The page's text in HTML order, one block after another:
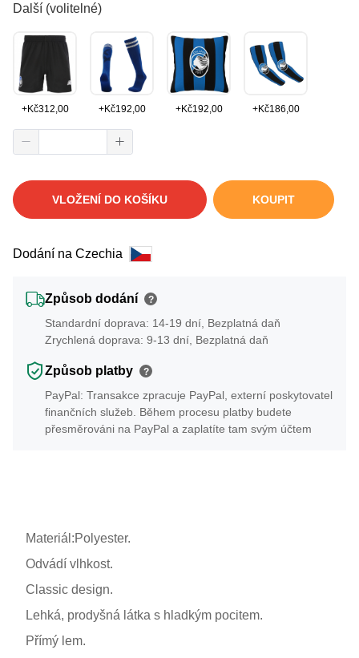
Další (volitelné)
+Kč312,00 +Kč192,00 +Kč192,00 +Kč186,00
VLOŽENÍ DO KOŠÍKU KOUPIT
Dodání na Czechia
Způsob dodání ?
Standardní doprava: 14-19 dní, Bezplatná daň
Zrychlená doprava: 9-13 dní, Bezplatná daň
Způsob platby ?
PayPal: Transakce zpracuje PayPal, externí poskytovatel
finančních služeb. Během procesu platby budete
přesměrováni na PayPal a zaplatíte tam svým účtem
Materiál:Polyester.
Odvádí vlhkost.
Classic design.
Lehká, prodyšná látka s hladkým pocitem.
Přímý lem.